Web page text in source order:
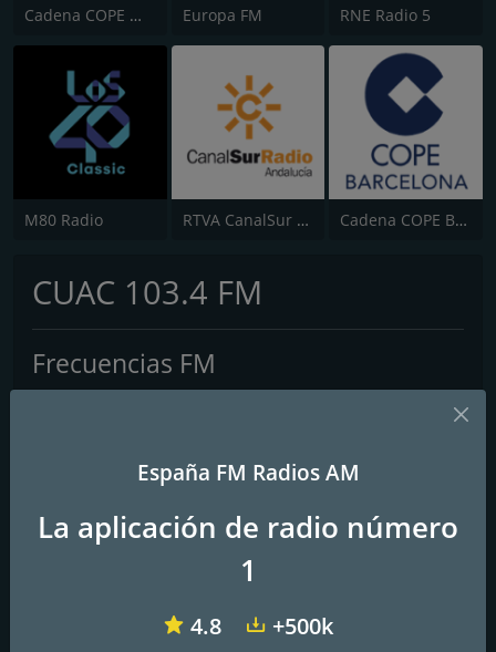
Cadena COPE Madrid Europa FM RNE Radio 5
M80 Radio RTVA CanalSur Radio Cadena COPE Barcelona
CUAC 103.4 FM
Frecuencias FM
Contactos
http://www.cuacfm.org/
España FM Radios AM
La aplicación de radio número
1
4.8 +500k